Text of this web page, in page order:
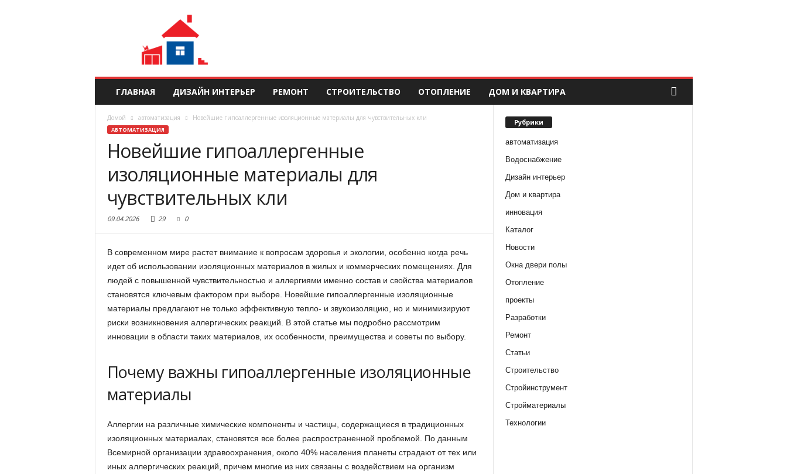
ГЛАВНАЯ ДИЗАЙН ИНТЕРЬЕР РЕМОНТ СТРОИТЕЛЬСТВО ОТОПЛЕНИЕ ДОМ И КВАРТИРА
Домой автоматизация Новейшие гипоаллергенные изоляционные материалы для чувствительных кли
АВТОМАТИЗАЦИЯ
Новейшие гипоаллергенные
изоляционные материалы для
чувствительных кли
09.04.2026 29 0
В современном мире растет внимание к вопросам здоровья и экологии, особенно когда речь
идет об использовании изоляционных материалов в жилых и коммерческих помещениях. Для
людей с повышенной чувствительностью и аллергиями именно состав и свойства материалов
становятся ключевым фактором при выборе. Новейшие гипоаллергенные изоляционные
материалы предлагают не только эффективную тепло- и звукоизоляцию, но и минимизируют
риски возникновения аллергических реакций. В этой статье мы подробно рассмотрим
инновации в области таких материалов, их особенности, преимущества и советы по выбору.
Почему важны гипоаллергенные изоляционные
материалы
Аллергии на различные химические компоненты и частицы, содержащиеся в традиционных
изоляционных материалах, становятся все более распространенной проблемой. По данным
Всемирной организации здравоохранения, около 40% населения планеты страдают от тех или
иных аллергических реакций, причем многие из них связаны с воздействием на организм
Рубрики
автоматизация
Водоснабжение
Дизайн интерьер
Дом и квартира
инновация
Каталог
Новости
Окна двери полы
Отопление
проекты
Разработки
Ремонт
Статьи
Строительство
Стройинструмент
Стройматериалы
Технологии